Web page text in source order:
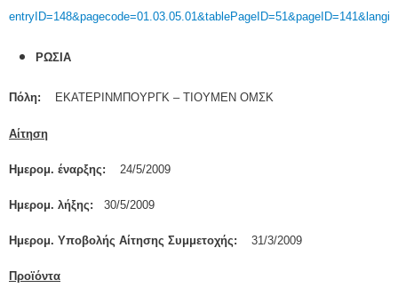
ΡΩΣΙΑ
Πόλη: ΕΚΑΤΕΡΙΝΜΠΟΥΡΓΚ – ΤΙΟΥΜΕΝ ΟΜΣΚ
Αίτηση
Ημερομ. έναρξης: 24/5/2009
Ημερομ. λήξης: 30/5/2009
Ημερομ. Υποβολής Αίτησης Συμμετοχής: 31/3/2009
Προϊόντα